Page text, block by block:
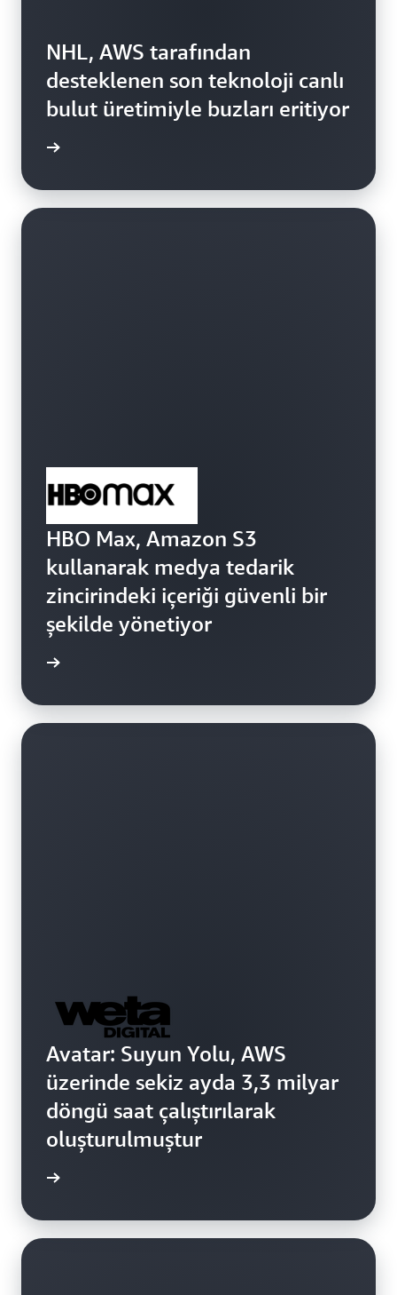
NHL, AWS tarafından
desteklenen son teknoloji canlı
bulut üretimiyle buzları eritiyor
HBO Max, Amazon S3
kullanarak medya tedarik
zincirindeki içeriği güvenli bir
şekilde yönetiyor
Avatar: Suyun Yolu, AWS
üzerinde sekiz ayda 3,3 milyar
döngü saat çalıştırılarak
oluşturulmuştur